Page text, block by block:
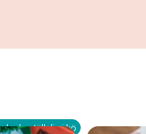
- ställ dig i kö